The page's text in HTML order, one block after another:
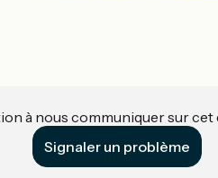
à nous communiquer sur cet
Signaler un problème